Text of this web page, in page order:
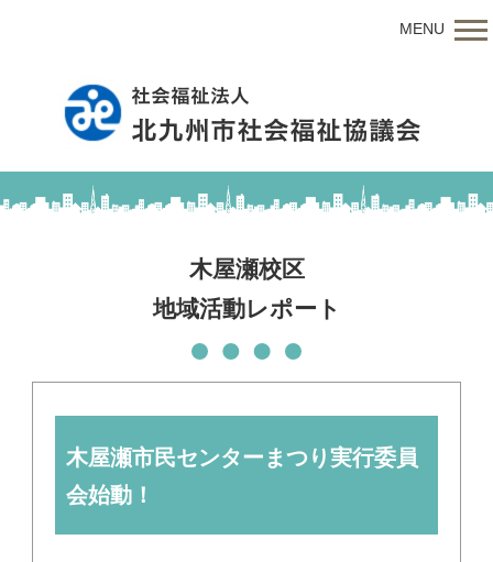
MENU
木屋瀬校区
地域活動レポート
木屋瀬市民センターまつり実行委員
会始動！